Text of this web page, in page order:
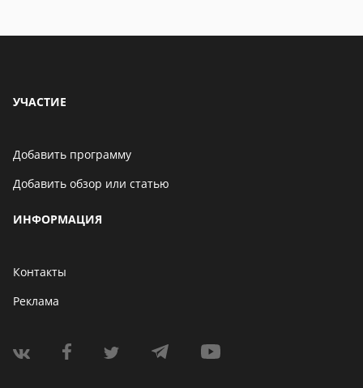
УЧАСТИЕ
Добавить программу
Добавить обзор или статью
ИНФОРМАЦИЯ
Контакты
Реклама